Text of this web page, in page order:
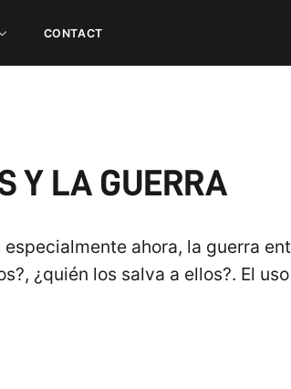
CONTACT
Y LA GUERRA
ahora, la guerra
¿quién los salva a ellos?. El